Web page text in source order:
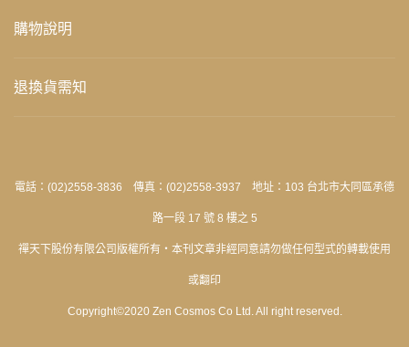
購物說明
退換貨需知
電話：(02)2558-3836 傳真：(02)2558-3937 地址：103 台北市大同區承德
路一段 17 號 8 樓之 5
禪天下股份有限公司版權所有‧本刊文章非經同意請勿做任何型式的轉載使用
或翻印
Copyright©2020 Zen Cosmos Co Ltd. All right reserved.